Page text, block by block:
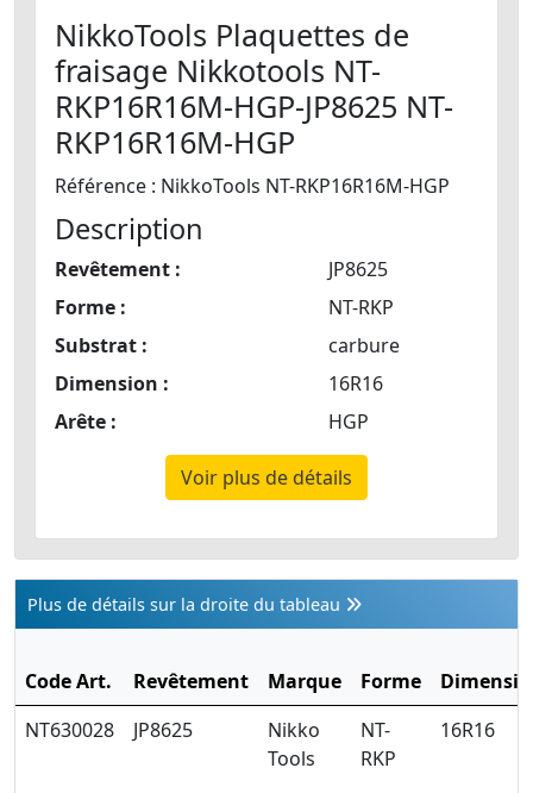
NikkoTools Plaquettes de
fraisage Nikkotools NT-
RKP16R16M-HGP-JP8625 NT-
RKP16R16M-HGP
Référence : NikkoTools NT-RKP16R16M-HGP
Description
Revêtement :
JP8625
Forme :
NT-RKP
Substrat :
carbure
Dimension :
16R16
Arête :
HGP
Voir plus de détails
Plus de détails sur la droite du tableau
Code Art. Revêtement Marque Forme
NT630028
JP8625
Nikko
Tools
NT-
RKP
16R16